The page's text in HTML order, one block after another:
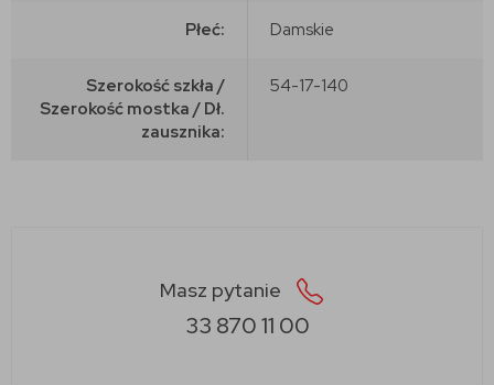
Płeć: Damskie
Szerokość szkła /
Szerokość mostka / Dł.
zausznika:
54-17-140
Masz pytanie
33 870 11 00